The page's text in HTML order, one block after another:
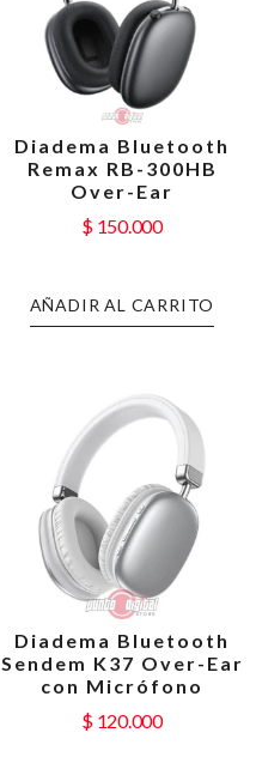
Diadema Bluetooth
Remax RB-300HB
Over-Ear
$ 150.000
AÑADIR AL CARRITO
Diadema Bluetooth
Sendem K37 Over-Ear
con Micrófono
$ 120.000